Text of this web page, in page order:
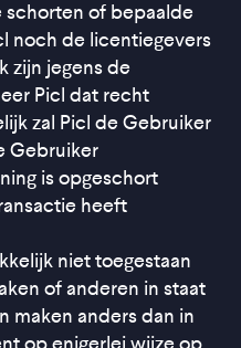
schorten of bepaalde
noch de licentiegevers
zijn jegens de
Picl dat recht
zal Picl de Gebruiker
Gebruiker
is opgeschort
heeft
niet toegestaan
of anderen in staat
maken anders dan in
op enigerlei wijze op